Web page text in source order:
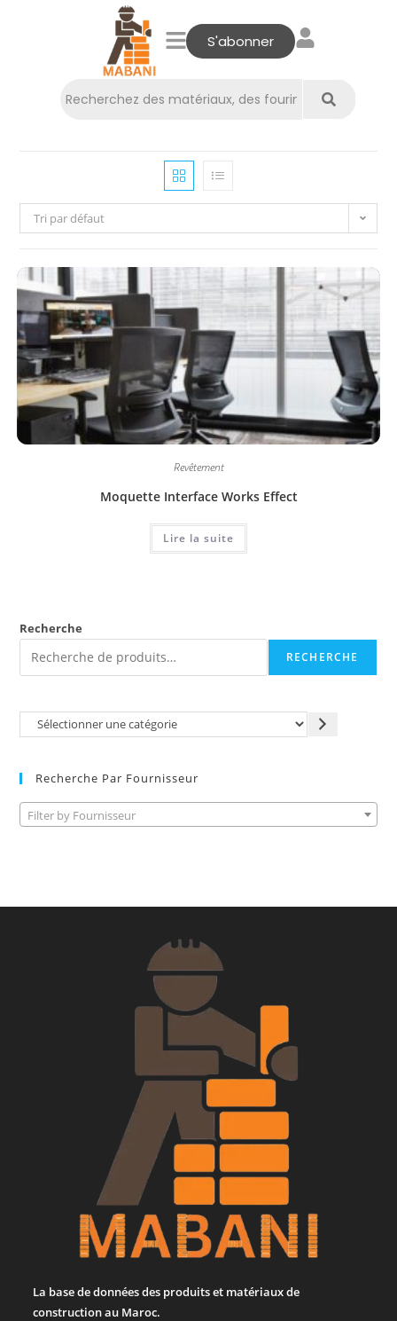
S'abonner
Tri par défaut
Revêtement
Moquette Interface Works Effect
Lire la suite
Recherche
RECHERCHE
Recherche Par Fournisseur
Filter by Fournisseur
La base de données des produits et matériaux de
construction au Maroc.